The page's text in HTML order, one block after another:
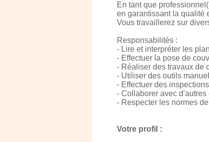
En tant que
en garantissant la qualité
Vous travaillerez sur
Responsabilités :
- Lire et interpréter les
- Effectuer la pose de
- Réaliser des travaux de
- Utiliser des outils
- Effectuer des
- Collaborer avec
- Respecter les normes
Votre profil :